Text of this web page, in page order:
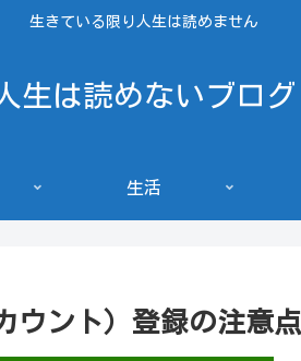
生きている限り人生は読めません
生は読めないブログ
生活
ウント）登録の注意点